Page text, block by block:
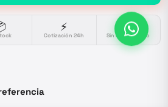
⚡
Cotización 24h
🔒
Sin compromiso